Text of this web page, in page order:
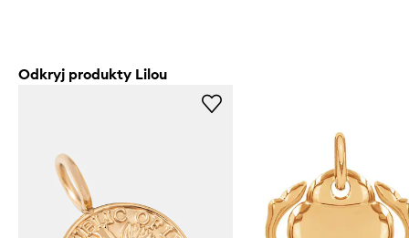
Odkryj produkty Lilou